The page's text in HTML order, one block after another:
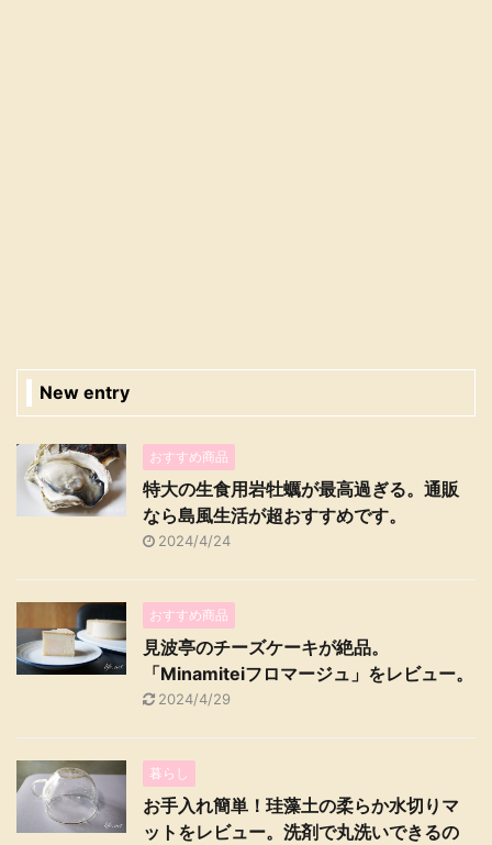
New entry
おすすめ商品
特大の生食用岩牡蠣が最高過ぎる。通販
なら島風生活が超おすすめです。
2024/4/24
おすすめ商品
見波亭のチーズケーキが絶品。
「Minamiteiフロマージュ」をレビュー。
2024/4/29
暮らし
お手入れ簡単！珪藻土の柔らか水切りマ
ットをレビュー。洗剤で丸洗いできるの